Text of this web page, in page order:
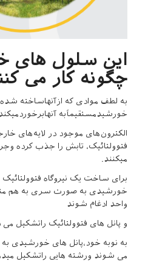
این سلول های
چگونه کار می
به لطف موادی که ازآنهاساخته
خورشیدمستقیماًبه
الکترون‌های موجود در لایه‌های
فتوولتائیک، تابش را جذب کرده
میکنند.
برای ساخت یک نیروگاه
خورشیدی به صورت سری به هم
واحد ادغام شوند
و پانل های فتوولتائیک راتشکیل می
به نوبه خود،پانل های خورشیدی
می شوند ورشته هایی راتشکیل